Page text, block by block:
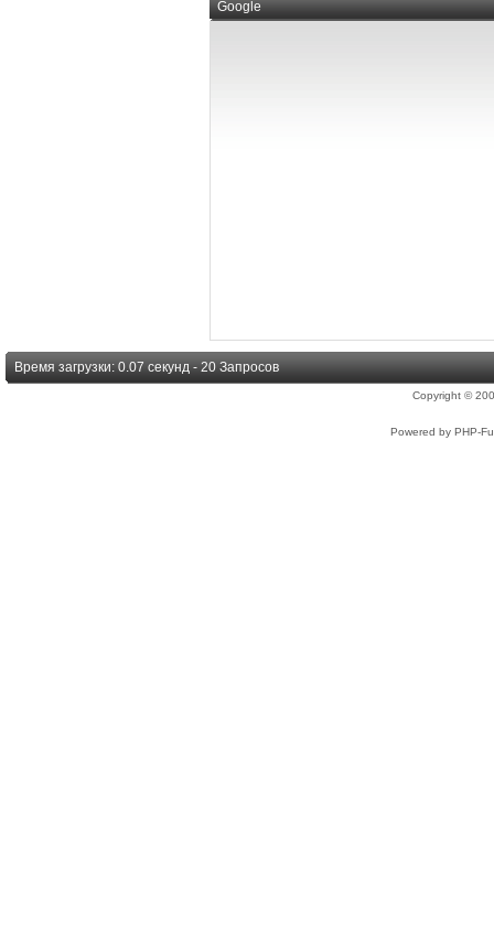
Google
Время загрузки: 0.07 секунд - 20 Запросов
Copyright ©
Powered by PHP-